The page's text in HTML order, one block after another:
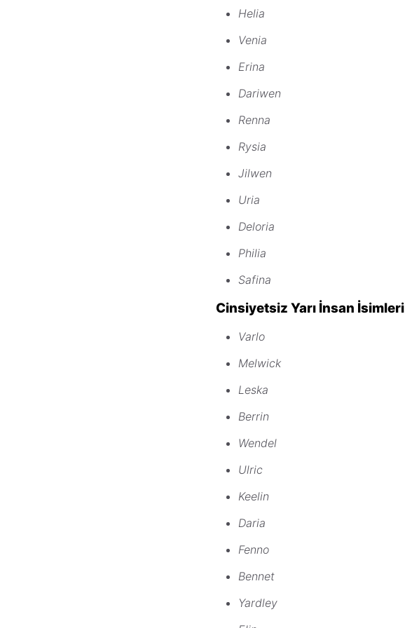
Helia
Venia
Erina
Dariwen
Renna
Rysia
Jilwen
Uria
Deloria
Philia
Safina
Cinsiyetsiz Yarı İnsan İsimleri
Varlo
Melwick
Leska
Berrin
Wendel
Ulric
Keelin
Daria
Fenno
Bennet
Yardley